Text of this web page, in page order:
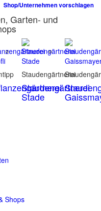
Shop/Unternehmen vorschlagen
Garten- und
Staudengärtnerei
Staudengärtnerei
Stade
Shops